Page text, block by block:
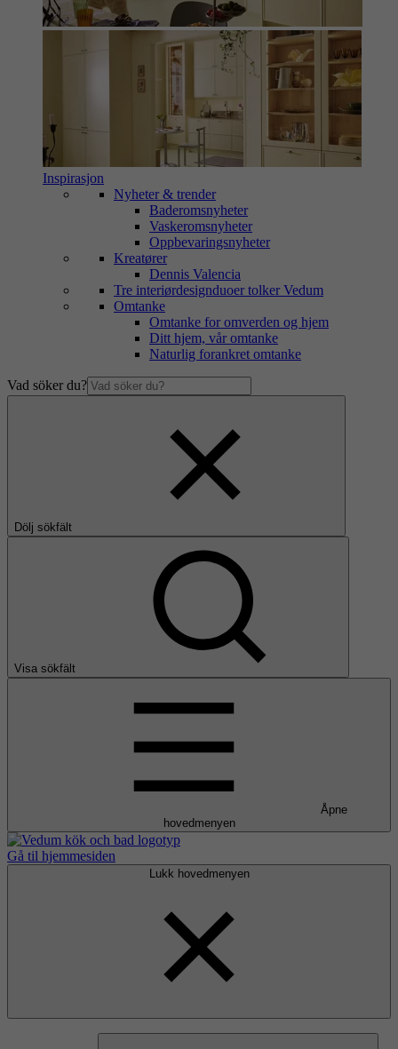
Inspirasjon
Nyheter & trender
Baderomsnyheter
Vaskeromsnyheter
Oppbevaringsnyheter
Kreatører
Dennis Valencia
Tre interiørdesignduoer tolker Vedum
Omtanke
Omtanke for omverden og hjem
Ditt hjem, vår omtanke
Naturlig forankret omtanke
Vad söker du?
Dölj sökfält
Visa sökfält
Åpne
hovedmenyen
Gå til hjemmesiden
Lukk hovedmenyen